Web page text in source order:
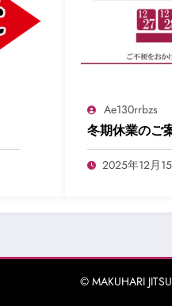
Ae130rrbzs
冬期休業のご
2025年12月
© MAKUHARI